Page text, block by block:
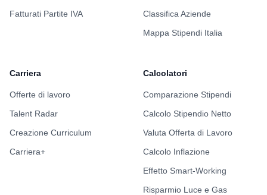
Fatturati Partite IVA
Classifica Aziende
Mappa Stipendi Italia
Carriera
Offerte di lavoro
Talent Radar
Creazione Curriculum
Carriera+
Calcolatori
Comparazione Stipendi
Calcolo Stipendio Netto
Valuta Offerta di Lavoro
Calcolo Inflazione
Effetto Smart-Working
Risparmio Luce e Gas